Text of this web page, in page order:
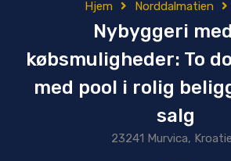
Hjem Norddalmatien
Nybyggeri
købsmuligheder: To
med pool i rolig
salg
23241 Murvica,